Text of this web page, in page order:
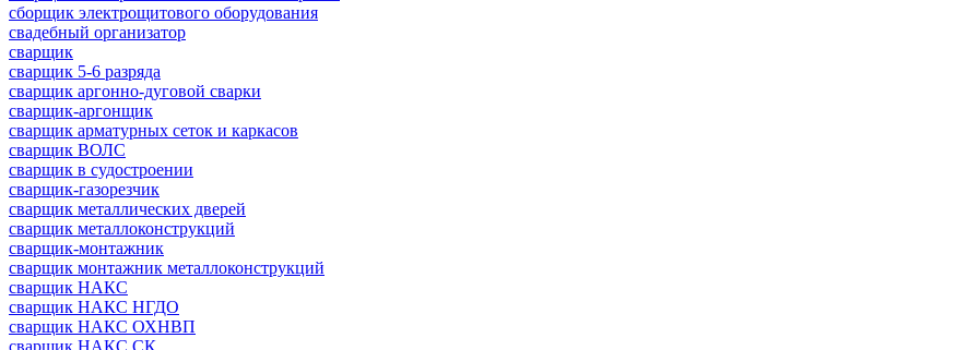
сборщик электрощитового оборудования
свадебный организатор
сварщик
сварщик 5-6 разряда
сварщик аргонно-дуговой сварки
сварщик-аргонщик
сварщик арматурных сеток и каркасов
сварщик ВОЛС
сварщик в судостроении
сварщик-газорезчик
сварщик металлических дверей
сварщик металлоконструкций
сварщик-монтажник
сварщик монтажник металлоконструкций
сварщик НАКС
сварщик НАКС НГДО
сварщик НАКС ОХНВП
сварщик НАКС СК